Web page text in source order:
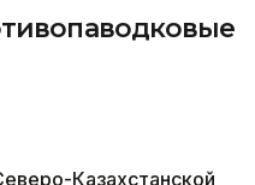
Казахстанской